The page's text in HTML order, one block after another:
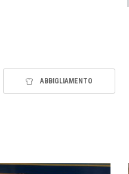
ABBIGLIAMENTO